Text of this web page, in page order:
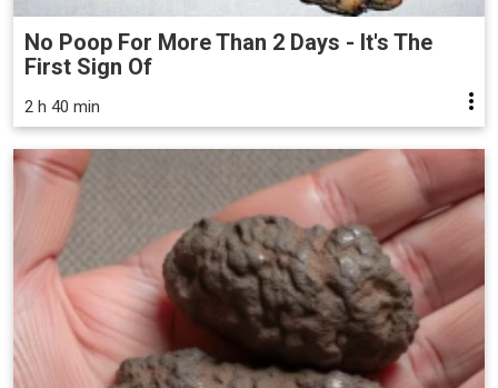
No Poop For More Than 2 Days - It's The
First Sign Of
2 h 40 min